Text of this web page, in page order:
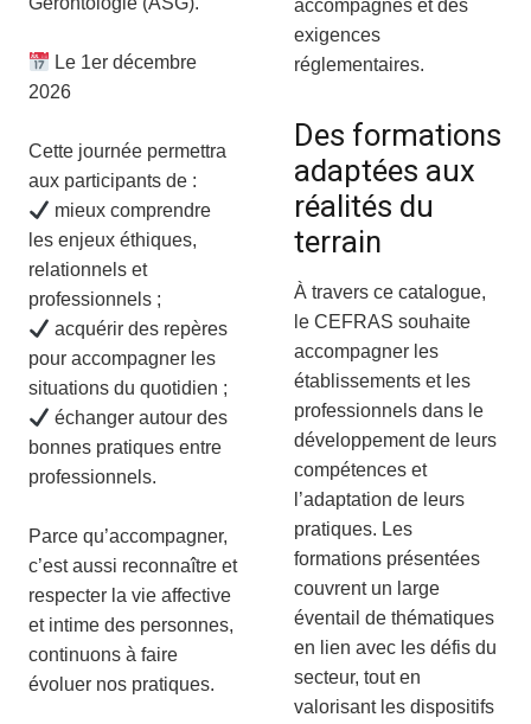
Le 1er décembre
2026
Cette journée permettra
aux participants de :
mieux comprendre
les enjeux éthiques,
relationnels et
professionnels ;
acquérir des repères
pour accompagner les
situations du quotidien ;
échanger autour des
bonnes pratiques entre
professionnels.
Parce qu’accompagner,
c’est aussi reconnaître et
respecter la vie affective
et intime des personnes,
continuons à faire
évoluer nos pratiques.
accompagnés et des
exigences
réglementaires.
Des formations
adaptées aux
réalités du
terrain
À travers ce catalogue,
le CEFRAS souhaite
accompagner les
établissements et les
professionnels dans le
développement de leurs
compétences et
l’adaptation de leurs
pratiques. Les
formations présentées
couvrent un large
éventail de thématiques
en lien avec les défis du
secteur, tout en
valorisant les dispositifs